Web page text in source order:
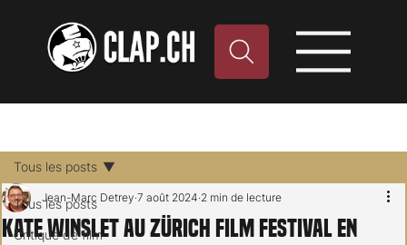
Tous les posts
Critique de film
Tous les posts
Kate Winslet au Zürich Film Festival en
Jean-Marc Detrey 7 août 2024 2 min de lecture